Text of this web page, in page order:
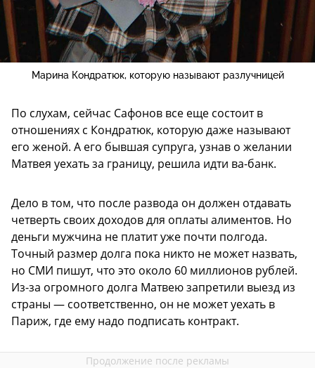
Марина Кондратюк, которую называют разлучницей
По слухам, сейчас Сафонов все еще состоит в
отношениях с Кондратюк, которую даже называют
его женой. А его бывшая супруга, узнав о желании
Матвея уехать за границу, решила идти ва-банк.
Дело в том, что после развода он должен отдавать
четверть своих доходов для оплаты алиментов. Но
деньги мужчина не платит уже почти полгода.
Точный размер долга пока никто не может назвать,
но СМИ пишут, что это около 60 миллионов рублей.
Из-за огромного долга Матвею запретили выезд из
страны — соответственно, он не может уехать в
Париж, где ему надо подписать контракт.